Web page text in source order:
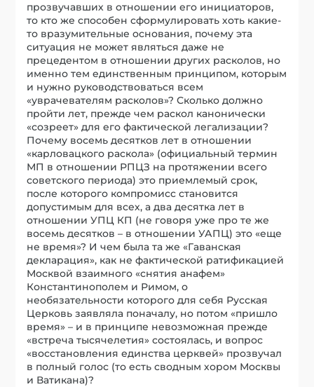
прозвучавших в отношении его инициаторов,
то кто же способен сформулировать хоть какие-
то вразумительные основания, почему эта
ситуация не может являться даже не
прецедентом в отношении других расколов, но
именно тем единственным принципом, которым
и нужно руководствоваться всем
«уврачевателям расколов»? Сколько должно
пройти лет, прежде чем раскол канонически
«созреет» для его фактической легализации?
Почему восемь десятков лет в отношении
«карловацкого раскола» (официальный термин
МП в отношении РПЦЗ на протяжении всего
советского периода) это приемлемый срок,
после которого компромисс становится
допустимым для всех, а два десятка лет в
отношении УПЦ КП (не говоря уже про те же
восемь десятков – в отношении УАПЦ) это «еще
не время»? И чем была та же «Гаванская
декларация», как не фактической ратификацией
Москвой взаимного «снятия анафем»
Константинополем и Римом, о
необязательности которого для себя Русская
Церковь заявляла поначалу, но потом «пришло
время» – и в принципе невозможная прежде
«встреча тысячелетия» состоялась, и вопрос
«восстановления единства церквей» прозвучал
в полный голос (то есть сводным хором Москвы
и Ватикана)?